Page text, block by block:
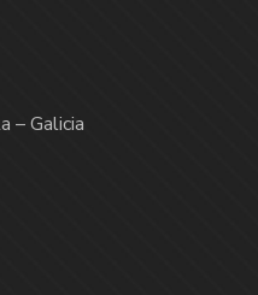
– Galicia